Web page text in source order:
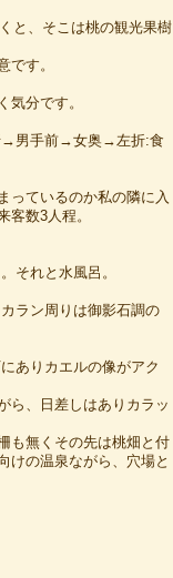
と、そこは桃の観光果樹
す。
分です。
→男手前→女奥→左折:食
っているのか私の隣に入
数3人程。
それと水風呂。
ラン周りは御影石調の
ありカエルの像がアク
ら、日差しはありカラッ
も無くその先は桃畑と付
けの温泉ながら、穴場と